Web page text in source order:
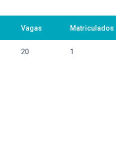
Vagas Matriculados
20 1